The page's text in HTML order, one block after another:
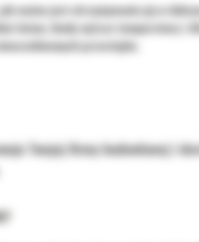
ważne jest utrzymywanie jej w
latem, kiedy wyższe temperatury i
przestojów.
Twojej firmy budowlanej i